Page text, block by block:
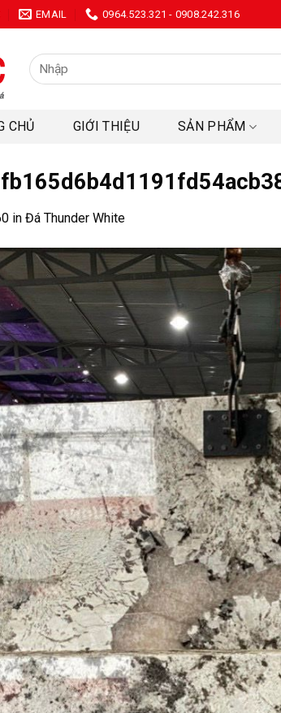
EMAIL 0964.523.321 - 0908.242.316
Tìm
kiếm:
CHỦ GIỚI THIỆU SẢN PHẨM
in Đá Thunder White